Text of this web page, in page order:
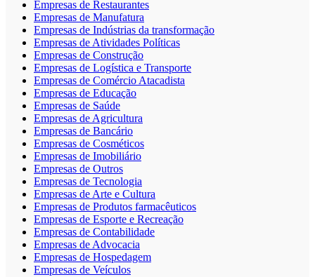
Empresas de Restaurantes
Empresas de Manufatura
Empresas de Indústrias da transformação
Empresas de Atividades Políticas
Empresas de Construção
Empresas de Logística e Transporte
Empresas de Comércio Atacadista
Empresas de Educação
Empresas de Saúde
Empresas de Agricultura
Empresas de Bancário
Empresas de Cosméticos
Empresas de Imobiliário
Empresas de Outros
Empresas de Tecnologia
Empresas de Arte e Cultura
Empresas de Produtos farmacêuticos
Empresas de Esporte e Recreação
Empresas de Contabilidade
Empresas de Advocacia
Empresas de Hospedagem
Empresas de Veículos